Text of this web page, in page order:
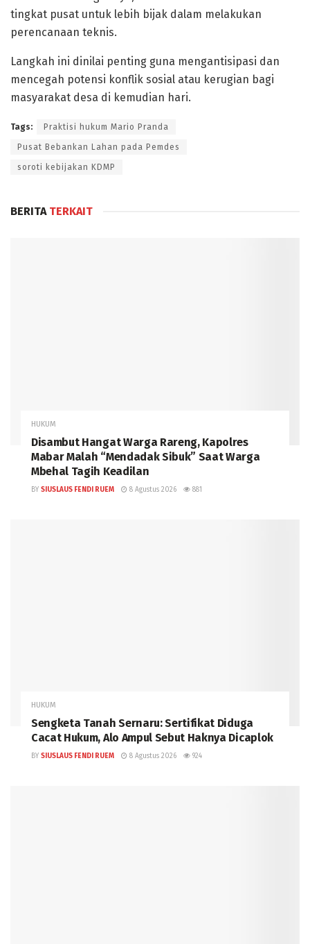
tingkat pusat untuk lebih bijak dalam melakukan
perencanaan teknis.
Langkah ini dinilai penting guna mengantisipasi dan
mencegah potensi konflik sosial atau kerugian bagi
masyarakat desa di kemudian hari.
Tags: Praktisi hukum Mario Pranda
Pusat Bebankan Lahan pada Pemdes
soroti kebijakan KDMP
BERITATERKAIT
HUKUM
Disambut Hangat Warga Rareng, Kapolres
Mabar Malah “Mendadak Sibuk” Saat Warga
Mbehal Tagih Keadilan
BY SIUSLAUS FENDI RUEM 8 Agustus 2026 881
HUKUM
Sengketa Tanah Sernaru: Sertifikat Diduga
Cacat Hukum, Alo Ampul Sebut Haknya Dicaplok
BY SIUSLAUS FENDI RUEM 8 Agustus 2026 924